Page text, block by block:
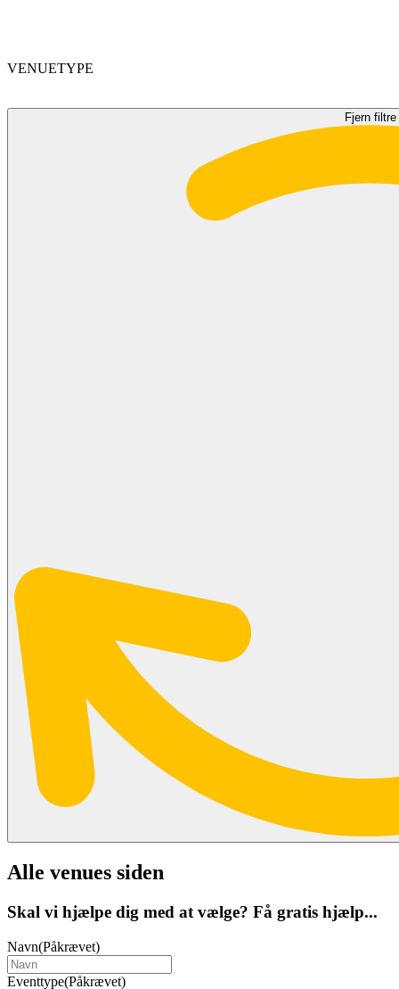
VENUETYPE
Fjern filtre
Alle venues siden
Skal vi hjælpe dig med at vælge? Få gratis hjælp...
Navn(Påkrævet)
Eventtype(Påkrævet)